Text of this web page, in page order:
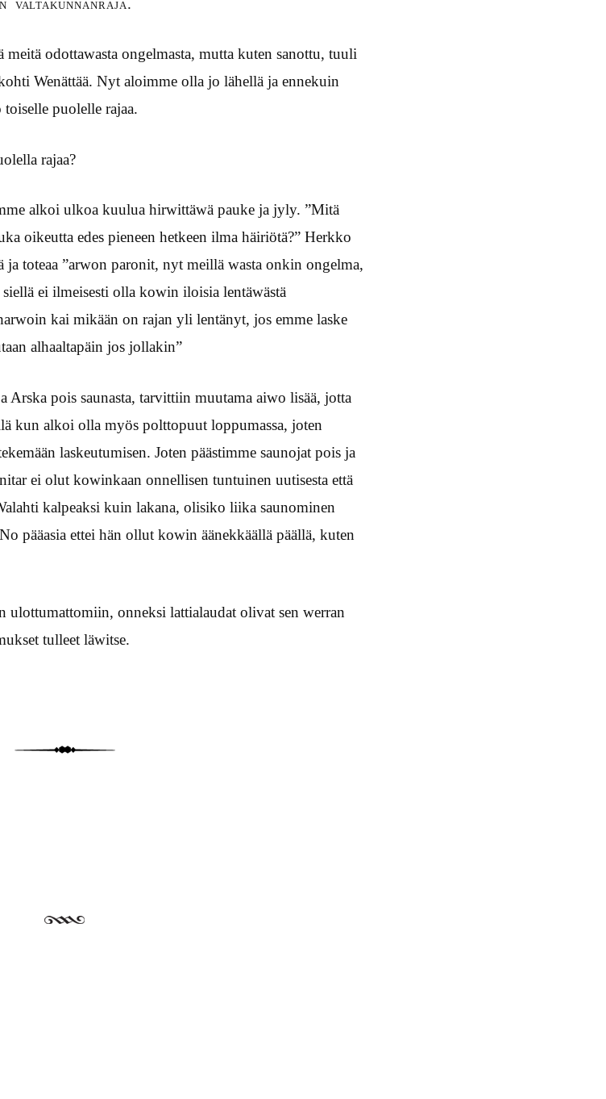
valtakunnanraja.
meitä odottawasta ongelmasta, mutta kuten sanottu, tuuli
Wenättää. Nyt aloimme olla jo lähellä ja ennekuin
puolelle rajaa.
rajaa?
alkoi ulkoa kuulua hirwittäwä pauke ja jyly. ”Mitä
oikeutta edes pieneen hetkeen ilma häiriötä?” Herkko
ja toteaa ”arwon paronit, nyt meillä wasta onkin ongelma,
ei ilmeisesti olla kowin iloisia lentäwästä
kai mikään on rajan yli lentänyt, jos emme laske
alhaaltapäin jos jollakin”
Arska pois saunasta, tarvittiin muutama aiwo lisää, jotta
kun alkoi olla myös polttopuut loppumassa, joten
laskeutumisen. Joten päästimme saunojat pois ja
ei olut kowinkaan onnellisen tuntuinen uutisesta että
kalpeaksi kuin lakana, olisiko liika saunominen
pääasia ettei hän ollut kowin äänekkäällä päällä, kuten
ulottumattomiin, onneksi lattialaudat olivat sen werran
tulleet läwitse.